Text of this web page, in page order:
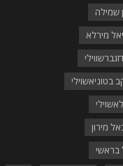
שמילה
מירלא
בטוניאשוילי
מירון
בראשי